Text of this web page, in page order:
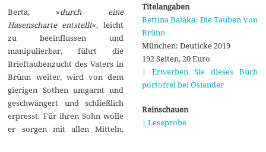
Berta, »durch eine
Hasenscharte entstellt«, leicht
zu beeinflussen und
manipulierbar, führt die
Brieftaubenzucht des Vaters in
Brünn weiter, wird von dem
gierigen Sothen umgarnt und
geschwängert und schließlich
erpresst. Für ihren Sohn wolle
er sorgen mit allen Mitteln,
Titelangaben
Bettina Balàka: Die Tauben von
Brünn
München: Deuticke 2019
192 Seiten, 20 Euro
| Erwerben Sie dieses Buch
portofrei bei Osiander
Reinschauen
| Leseprobe